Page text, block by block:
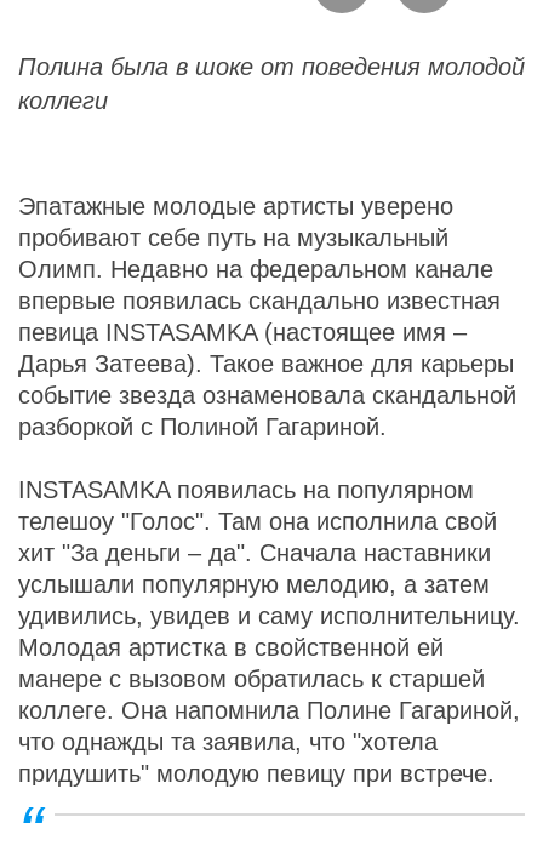
Полина была в шоке от поведения молодой
коллеги
Эпатажные молодые артисты уверено
пробивают себе путь на музыкальный
Олимп. Недавно на федеральном канале
впервые появилась скандально известная
певица INSTASAMKA (настоящее имя –
Дарья Затеева). Такое важное для карьеры
событие звезда ознаменовала скандальной
разборкой с Полиной Гагариной.
INSTASAMKA появилась на популярном
телешоу "Голос". Там она исполнила свой
хит "За деньги – да". Сначала наставники
услышали популярную мелодию, а затем
удивились, увидев и саму исполнительницу.
Молодая артистка в свойственной ей
манере с вызовом обратилась к старшей
коллеге. Она напомнила Полине Гагариной,
что однажды та заявила, что "хотела
придушить" молодую певицу при встрече.